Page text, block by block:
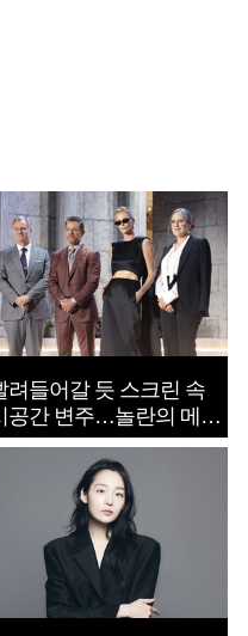
려들어갈 듯 스크린 속
공간 변주…놀란의 메시
는 ‘전쟁 속죄’